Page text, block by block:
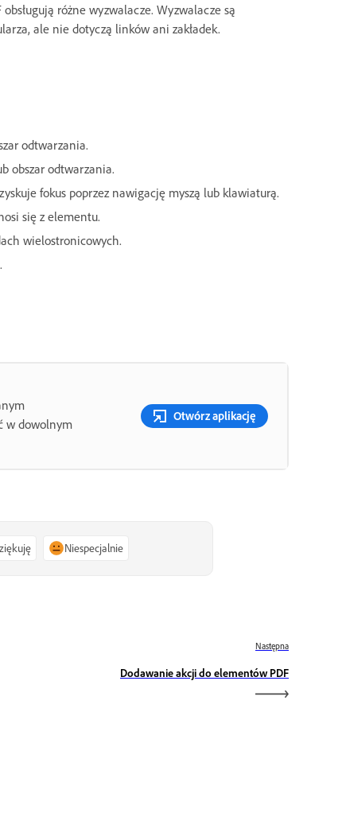
różne wyzwalacze. Wyzwalacze są
ale nie dotyczą linków ani zakładek.
odtwarzania.
obszar odtwarzania.
fokus poprzez nawigację myszą lub klawiaturą.
się z elementu.
wielostronicowych.
w dowolnym
Otwórz aplikację
Niespecjalnie
Następna
Dodawanie akcji do elementów PDF